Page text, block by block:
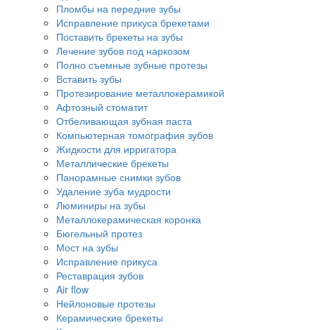
Пломбы на передние зубы
Исправление прикуса брекетами
Поставить брекеты на зубы
Лечение зубов под наркозом
Полно съемные зубные протезы
Вставить зубы
Протезирование металлокерамикой
Афтозный стоматит
Отбеливающая зубная паста
Компьютерная томография зубов
Жидкости для ирригатора
Металлические брекеты
Панорамные снимки зубов
Удаление зуба мудрости
Люминиры на зубы
Металлокерамическая коронка
Бюгельный протез
Мост на зубы
Исправление прикуса
Реставрация зубов
Air flow
Нейлоновые протезы
Керамические брекеты